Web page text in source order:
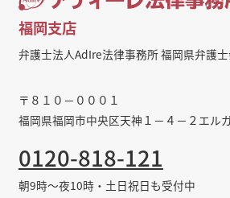
福岡支店
弁護士法人AdIre法律事務所 福岡県弁護
〒８１０－０００１
福岡県福岡市中央区天神１－４－２エル
0120-818-121
朝9時～夜10時・土日祝日も受付中